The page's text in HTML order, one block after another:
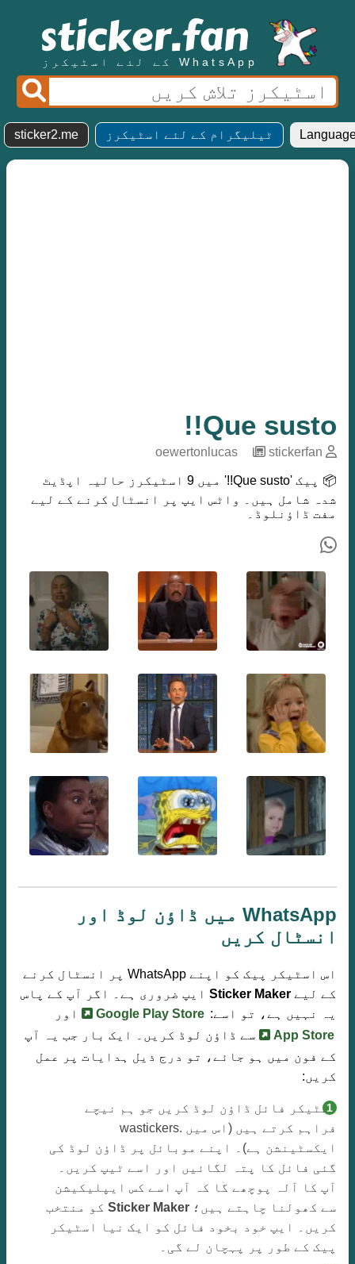
WhatsApp کے لئے اسٹیکرز
ٹیلیگرام کے لئے اسٹیکرز sticker2.me
Que susto!!
oewertonlucas stickerfan
📦 پیک 'Que susto!!' میں 9 اسٹیکرز حالیہ اپڈیٹ
شدہ شامل ہیں۔ واٹس ایپ پر انسٹال کرنے کے لیے
مفت ڈاؤنلوڈ۔
WhatsApp میں ڈاؤن لوڈ اور
انسٹال کریں
اس اسٹیکر پیک کو اپنے WhatsApp پر انسٹال کرنے
کے لیے Sticker Maker ایپ ضروری ہے۔ اگر آپ کے پاس
یہ نہیں ہے، تو اسے: Google Play Store
اور
App Store
سے ڈاؤن لوڈ کریں۔ ایک بار جب یہ آپ
کے فون میں ہو جائے، تو درج ذیل ہدایات پر عمل
کریں:
اسٹیکر فائل ڈاؤن لوڈ کریں جو ہم نیچے
فراہم کرتے ہیں (اس میں .wastickers
ایکسٹینشن ہے)۔ اپنے موبائل پر ڈاؤن لوڈ کی
گئی فائل کا پتہ لگائیں اور اسے ٹیپ کریں۔
آپ کا آلہ پوچھے گا کہ آپ اسے کس ایپلیکیشن
سے کھولنا چاہتے ہیں؛ Sticker Maker کو منتخب
کریں۔ ایپ خود بخود فائل کو ایک نیا اسٹیکر
پیک کے طور پر پہچان لے گی۔